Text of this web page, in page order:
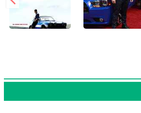
در نقش Klaus و Joe Taslim
در نقش
Gary ScottوChris Morganنوشته شده